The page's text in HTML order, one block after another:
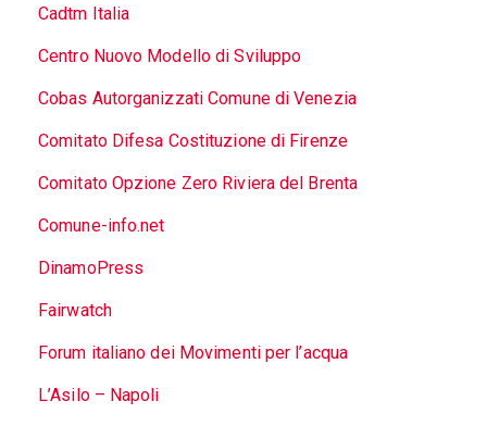
Cadtm Italia
Centro Nuovo Modello di Sviluppo
Cobas Autorganizzati Comune di Venezia
Comitato Difesa Costituzione di Firenze
Comitato Opzione Zero Riviera del Brenta
Comune-info.net
DinamoPress
Fairwatch
Forum italiano dei Movimenti per l’acqua
L’Asilo – Napoli